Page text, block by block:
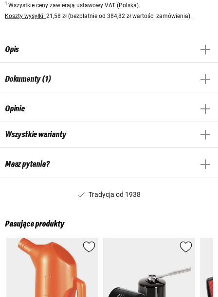
1 Wszystkie ceny zawierają ustawowy VAT (Polska).
Koszty wysyłki: 21,58 zł (bezpłatnie od 384,82 zł wartości zamówienia).
Opis
Dokumenty (1)
Opinie
Wszystkie warianty
Masz pytania?
Tradycja od 1938
Pasujące produkty